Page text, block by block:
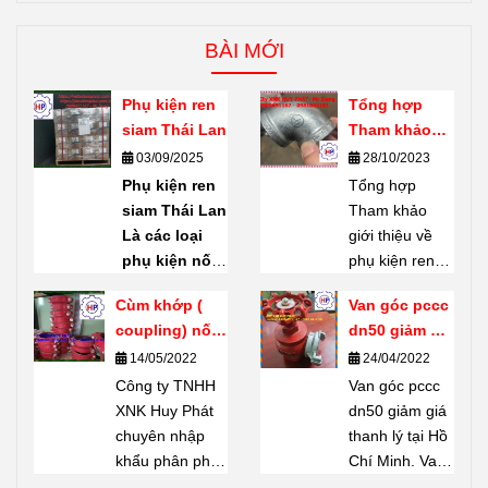
BÀI MỚI
Phụ kiện ren
siam Thái Lan
03/09/2025
Phụ kiện ren
siam Thái Lan
Là các loại
phụ kiện nối
(threaded
fittings) do
thương hiệu
SIAMsản
xuất – một
thương hiệu
nổi tiếng của
Tổng hợp
Tham khảo
giới thiệu về
phụ kiện ren
mạ kẽm
Shanxi Haili
Trung Quốc
28/10/2023
Tổng hợp
Tham khảo
giới thiệu về
phụ kiện ren
Shanxi Haili
Trung Quốc.
Phụ kiện ren
mạ kẽm
Shanxi Haili là
dòng phụ kiện
được nhiều
Cùm khớp (
coupling) nối
rãnh giá tốt
14/05/2022
Công ty TNHH
XNK Huy Phát
chuyên nhập
khẩu phân phối
Van góc pccc
dn50 giảm giá
thanh lý tại
Hồ Chí Minh
24/04/2022
Van góc pccc
dn50 giảm giá
thanh lý tại Hồ
Chí Minh. Van